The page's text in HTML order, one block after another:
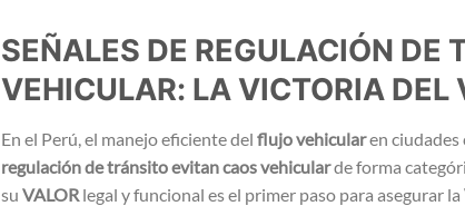
SEÑALES DE REGULACIÓN DE
VEHICULAR: LA VICTORIA DEL
En el Perú, el manejo eficiente del flujo vehicularen ciudades
regulación de tránsito evitan caos vehicularde forma
su VALOR legal y funcional es el primer paso para asegurar la